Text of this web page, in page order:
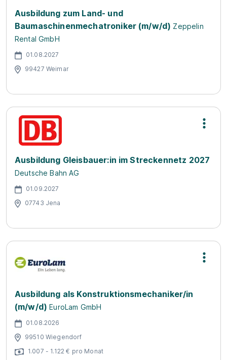
Ausbildung zum Land- und
Baumaschinenmechatroniker (m/w/d) Zeppelin
Rental GmbH
01.08.2027
99427 Weimar
Ausbildung Gleisbauer:in im Streckennetz 2027
Deutsche Bahn AG
01.09.2027
07743 Jena
Ausbildung als Konstruktionsmechaniker/in
(m/w/d) EuroLam GmbH
01.08.2026
99510 Wiegendorf
1.007 - 1.122 € pro Monat